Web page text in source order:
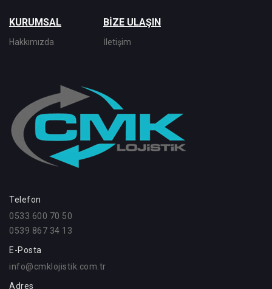
KURUMSAL
Hakkımızda
BİZE ULAŞIN
İletişim
Telefon
0533 600 70 50
0539 867 34 13
E-Posta
info@cmklojistik.com.tr
Adres